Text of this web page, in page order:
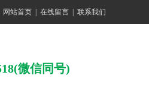
网站首页 在线留言 联系我们
微信同号)